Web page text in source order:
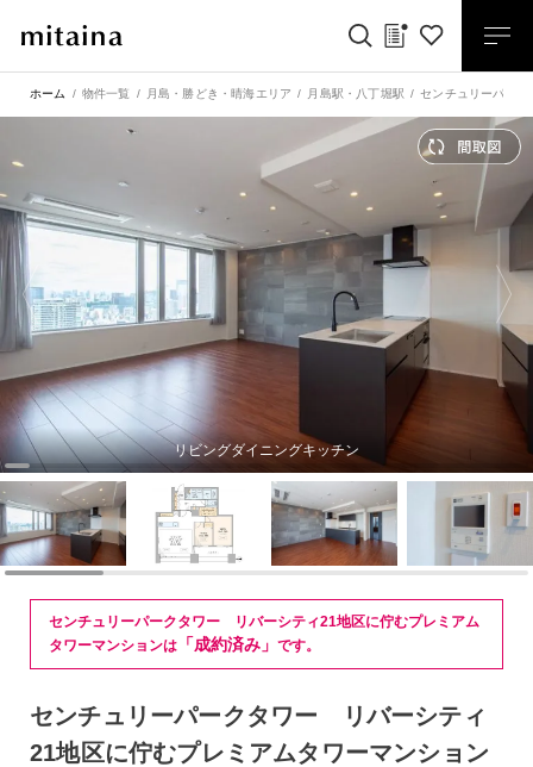
ホーム 物件一覧 月島・勝どき・晴海エリア 月島駅 ・ 八丁堀駅 センチュリーパー
リビングダイニングキッチン
センチュリーパークタワー リバーシティ21地区に佇むプレミアム
タワーマンションは 「成約済み」 です。
センチュリーパークタワー リバーシティ
21地区に佇むプレミアムタワーマンション